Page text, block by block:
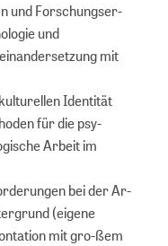
und Forschungser-
und
mit
Identität
für die psy-
Arbeit im
bei der Ar-
(eigene
mit gro-ßem